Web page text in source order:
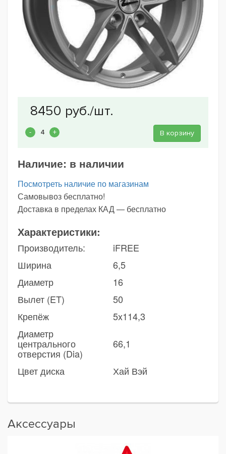
В корзину
Наличие: в наличии
Посмотреть наличие по магазинам
Самовывоз бесплатно!
Доставка в пределах КАД — бесплатно
Характеристики:
Производитель:
iFREE
Ширина
6,5
Диаметр
16
Вылет (ET)
50
Крепёж
5x114,3
Диаметр
центрального
отверстия (Dia)
66,1
Цвет диска Хай Вэй
Аксессуары